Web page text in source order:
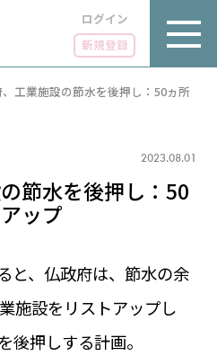
ログイン
新規登録
PARIS 14℃ / 12℃
FR 05:00 ／ JP 12:00
1€＝182.46円
工業施設の節水を後押し：50ヵ所
2023.08.01
節水を後押し：50
ップ
と、仏政府は、節水の余
施設をリストアップし
後押しする計画。